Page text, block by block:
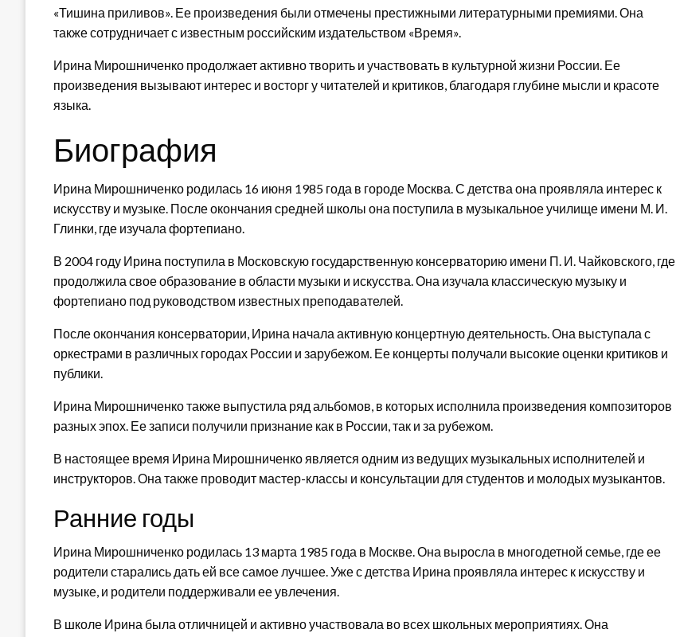
«Тишина приливов». Ее произведения были отмечены престижными литературными премиями. Она
также сотрудничает с известным российским издательством «Время».
Ирина Мирошниченко продолжает активно творить и участвовать в культурной жизни России. Ее
произведения вызывают интерес и восторг у читателей и критиков, благодаря глубине мысли и красоте
языка.
Биография
Ирина Мирошниченко родилась 16 июня 1985 года в городе Москва. С детства она проявляла интерес к
искусству и музыке. После окончания средней школы она поступила в музыкальное училище имени М. И.
Глинки, где изучала фортепиано.
В 2004 году Ирина поступила в Московскую государственную консерваторию имени П. И. Чайковского, где
продолжила свое образование в области музыки и искусства. Она изучала классическую музыку и
фортепиано под руководством известных преподавателей.
После окончания консерватории, Ирина начала активную концертную деятельность. Она выступала с
оркестрами в различных городах России и зарубежом. Ее концерты получали высокие оценки критиков и
публики.
Ирина Мирошниченко также выпустила ряд альбомов, в которых исполнила произведения композиторов
разных эпох. Ее записи получили признание как в России, так и за рубежом.
В настоящее время Ирина Мирошниченко является одним из ведущих музыкальных исполнителей и
инструкторов. Она также проводит мастер-классы и консультации для студентов и молодых музыкантов.
Ранние годы
Ирина Мирошниченко родилась 13 марта 1985 года в Москве. Она выросла в многодетной семье, где ее
родители старались дать ей все самое лучшее. Уже с детства Ирина проявляла интерес к искусству и
музыке, и родители поддерживали ее увлечения.
В школе Ирина была отличницей и активно участвовала во всех школьных мероприятиях. Она